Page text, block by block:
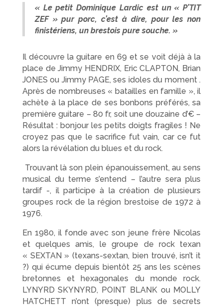
« Le petit Dominique Lardic est un « P’TIT
ZEF » pur porc, c’est à dire, pour les non
finistériens, un brestois pure souche. »
Il découvre la guitare en 69 et se voit déjà à la
place de Jimmy HENDRIX, Eric CLAPTON, Brian
JONES ou Jimmy PAGE, ses idoles du moment .
Après de nombreuses « batailles en famille », il
achète à la place de ses bonbons préférés, sa
première guitare – 80 fr, soit une douzaine d’€ –
Résultat : bonjour les petits doigts fragiles ! Ne
croyez pas que le sacrifice fut vain, car ce fut
alors la révélation du blues et du rock.
Trouvant là son plein épanouissement, au sens
musical du terme s’entend – l’autre sera plus
tardif -, il participe à la création de plusieurs
groupes rock de la région brestoise de 1972 à
1976.
En 1980, il fonde avec son jeune frère Nicolas
et quelques amis, le groupe de rock texan
« SEXTAN » (texans-sextan, bien trouvé, isn’t it
?) qui écume depuis bientôt 25 ans les scènes
bretonnes et hexagonales du monde rock.
LYNYRD SKYNYRD, POINT BLANK ou MOLLY
HATCHETT n’ont (presque) plus de secrets